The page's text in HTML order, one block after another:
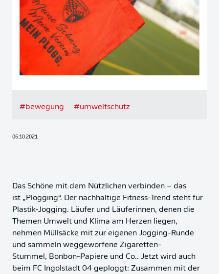
#bewegung #umweltschutz
06.10.2021
Das Schöne mit dem Nützlichen verbinden – das
ist „Plogging“. Der nachhaltige Fitness-Trend steht für
Plastik-Jogging. Läufer und Läuferinnen, denen die
Themen Umwelt und Klima am Herzen liegen,
nehmen Müllsäcke mit zur eigenen Jogging-Runde
und sammeln weggeworfene Zigaretten-
Stummel, Bonbon-Papiere und Co.. Jetzt wird auch
beim FC Ingolstadt 04 geploggt: Zusammen mit der